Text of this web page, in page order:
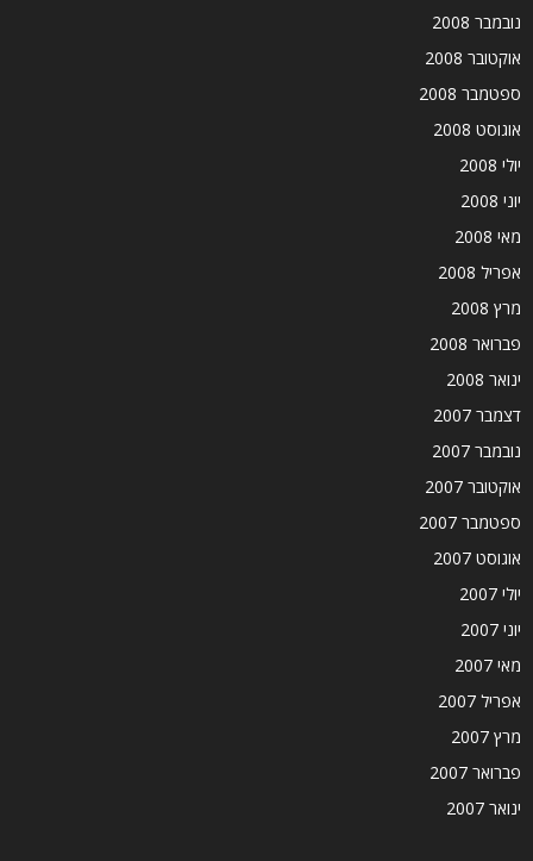
נובמבר 2008
אוקטובר 2008
ספטמבר 2008
אוגוסט 2008
יולי 2008
יוני 2008
מאי 2008
אפריל 2008
מרץ 2008
פברואר 2008
ינואר 2008
דצמבר 2007
נובמבר 2007
אוקטובר 2007
ספטמבר 2007
אוגוסט 2007
יולי 2007
יוני 2007
מאי 2007
אפריל 2007
מרץ 2007
פברואר 2007
ינואר 2007